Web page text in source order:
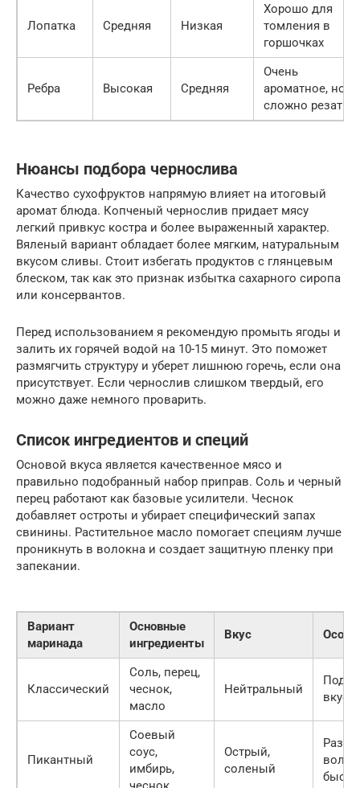
Лопатка Средняя Низкая
Хорошо для
томления в
горшочках
Ребра Высокая Средняя
Очень
ароматное, но
сложно резать
Нюансы подбора чернослива
Качество сухофруктов напрямую влияет на итоговый
аромат блюда. Копченый чернослив придает мясу
легкий привкус костра и более выраженный характер.
Вяленый вариант обладает более мягким, натуральным
вкусом сливы. Стоит избегать продуктов с глянцевым
блеском, так как это признак избытка сахарного сиропа
или консервантов.
Перед использованием я рекомендую промыть ягоды и
залить их горячей водой на 10-15 минут. Это поможет
размягчить структуру и уберет лишнюю горечь, если она
присутствует. Если чернослив слишком твердый, его
можно даже немного проварить.
Список ингредиентов и специй
Основой вкуса является качественное мясо и
правильно подобранный набор приправ. Соль и черный
перец работают как базовые усилители. Чеснок
добавляет остроты и убирает специфический запах
свинины. Растительное масло помогает специям лучше
проникнуть в волокна и создает защитную пленку при
запекании.
Вариант
маринада
Основные
ингредиенты
Вкус
Классический
Соль, перец,
чеснок,
масло
Нейтральный
вкус
Пикантный
Соевый
соус,
имбирь,
Острый,
соленый